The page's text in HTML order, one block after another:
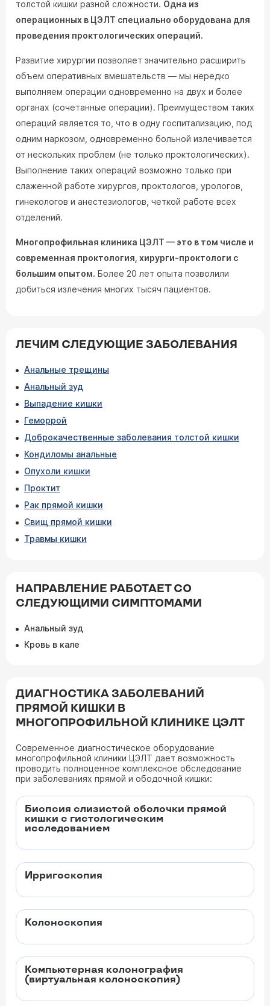
толстой кишки разной сложности. Одна из
операционных в ЦЭЛТ специально оборудована для
проведения проктологических операций.
Развитие хирургии позволяет значительно расширить
объем оперативных вмешательств — мы нередко
выполняем операции одновременно на двух и более
органах (сочетанные операции). Преимуществом таких
операций является то, что в одну госпитализацию, под
одним наркозом, одновременно больной излечивается
от нескольких проблем (не только проктологических).
Выполнение таких операций возможно только при
слаженной работе хирургов, проктологов, урологов,
гинекологов и анестезиологов, четкой работе всех
отделений.
Многопрофильная клиника ЦЭЛТ — это в том числе и
современная проктология, хирурги-проктологи с
большим опытом. Более 20 лет опыта позволили
добиться излечения многих тысяч пациентов.
ЛЕЧИМ СЛЕДУЮЩИЕ ЗАБОЛЕВАНИЯ
Анальные трещины
Анальный зуд
Выпадение кишки
Геморрой
Доброкачественные заболевания толстой кишки
Кондиломы анальные
Опухоли кишки
Проктит
Рак прямой кишки
Свищ прямой кишки
Травмы кишки
НАПРАВЛЕНИЕ РАБОТАЕТ СО
СЛЕДУЮЩИМИ СИМПТОМАМИ
Анальный зуд
Кровь в кале
ДИАГНОСТИКА ЗАБОЛЕВАНИЙ
ПРЯМОЙ КИШКИ В
МНОГОПРОФИЛЬНОЙ КЛИНИКЕ ЦЭЛТ
Современное диагностическое оборудование
многопрофильной клиники ЦЭЛТ дает возможность
проводить полноценное комплексное обследование
при заболеваниях прямой и ободочной кишки:
Биопсия слизистой оболочки прямой
кишки с гистологическим
исследованием
Ирригоскопия
Колоноскопия
Компьютерная колонография
(виртуальная колоноскопия)